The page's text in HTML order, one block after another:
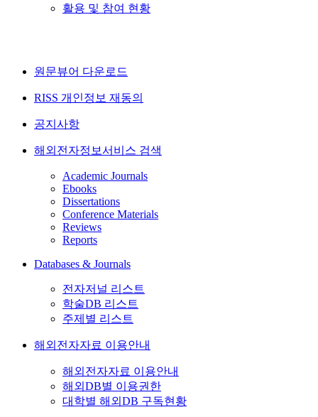
활용 및 참여 현황
원문뷰어 다운로드
RISS 개인정보 재동의
공지사항
해외전자정보서비스 검색
Academic Journals
Ebooks
Dissertations
Conference Materials
Reviews
Reports
Databases & Journals
전자저널 리스트
학술DB 리스트
주제별 리스트
해외전자자료 이용안내
해외전자자료 이용안내
해외DB별 이용권한
대학별 해외DB 구독현황